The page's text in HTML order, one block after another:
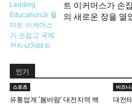
트 이커머스가 손
의 새로운 장을 열
인기
스포츠
유통업계 ‘봄바람’ 대전지역 백
비즈니
대전